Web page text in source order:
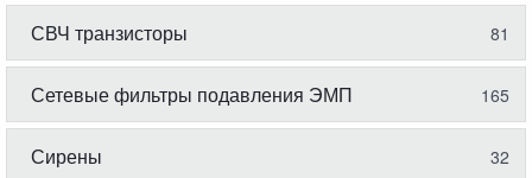
СВЧ транзисторы 81
Сетевые фильтры подавления ЭМП 165
Сирены 32